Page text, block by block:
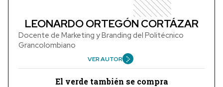
LEONARDO ORTEGÓN CORTÁZAR
Docente de Marketing y Branding del Politécnico
Grancolombiano
VER AUTOR
El verde también se compra